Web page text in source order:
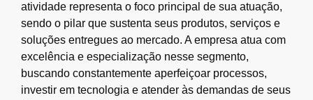
atividade representa o foco principal de sua atuação,
sendo o pilar que sustenta seus produtos, serviços e
soluções entregues ao mercado. A empresa atua com
excelência e especialização nesse segmento,
buscando constantemente aperfeiçoar processos,
investir em tecnologia e atender às demandas de seus